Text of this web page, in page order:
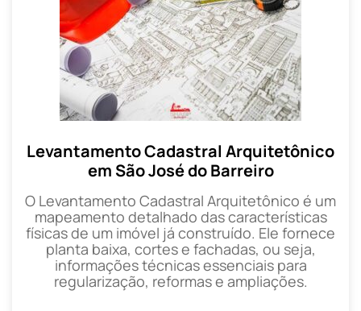
Levantamento Cadastral Arquitetônico
em São José do Barreiro
O Levantamento Cadastral Arquitetônico é um
mapeamento detalhado das características
físicas de um imóvel já construído. Ele fornece
planta baixa, cortes e fachadas, ou seja,
informações técnicas essenciais para
regularização, reformas e ampliações.